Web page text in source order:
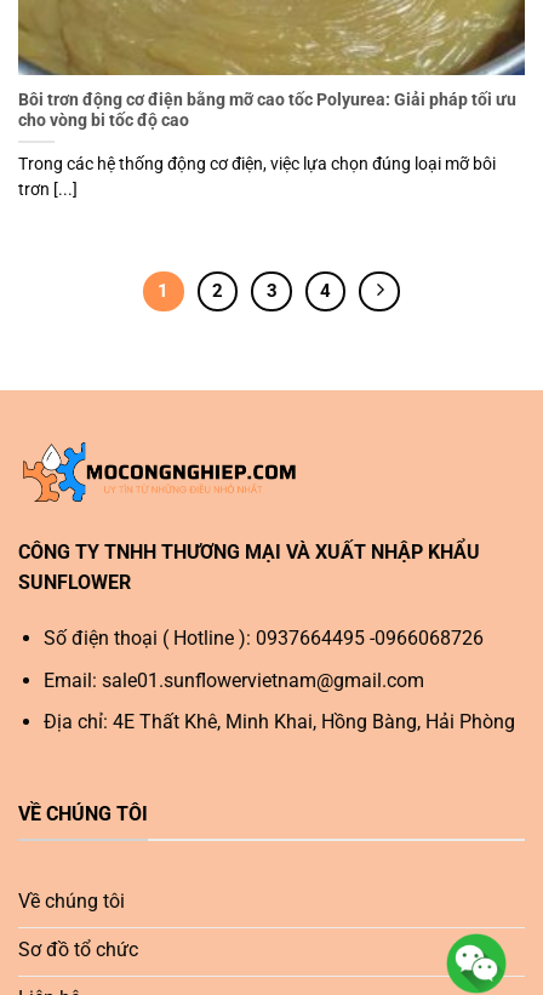
Bôi trơn động cơ điện bằng mỡ cao tốc Polyurea: Giải pháp tối ưu
cho vòng bi tốc độ cao
Trong các hệ thống động cơ điện, việc lựa chọn đúng loại mỡ bôi
trơn [...]
1 2 3 4
CÔNG TY TNHH THƯƠNG MẠI VÀ XUẤT NHẬP KHẨU
SUNFLOWER
Số điện thoại ( Hotline ): 0937664495 -0966068726
Email: sale01.sunflowervietnam@gmail.com
Địa chỉ: 4E Thất Khê, Minh Khai, Hồng Bàng, Hải Phòng
VỀ CHÚNG TÔI
Về chúng tôi
Sơ đồ tổ chức